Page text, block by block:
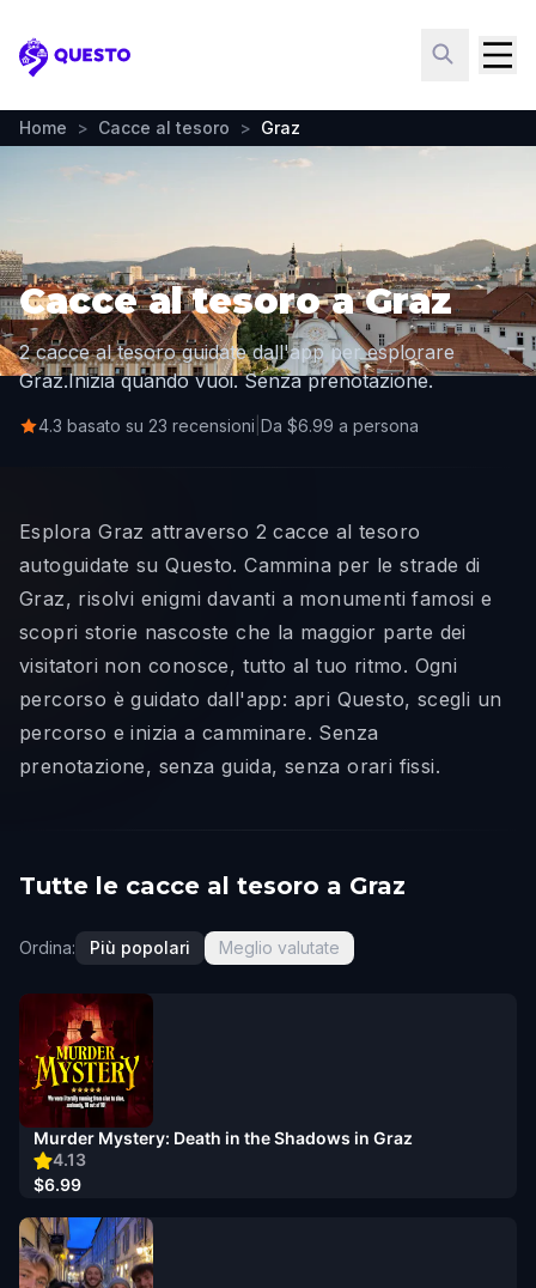
Questo
Home > Cacce al tesoro > Graz
Cacce al tesoro a Graz
2 cacce al tesoro guidate dall'app per esplorare
Graz.Inizia quando vuoi. Senza prenotazione.
4.3 basato su 23 recensioni Da $6.99 a persona
Esplora Graz attraverso 2 cacce al tesoro
autoguidate su Questo. Cammina per le strade di
Graz, risolvi enigmi davanti a monumenti famosi e
scopri storie nascoste che la maggior parte dei
visitatori non conosce, tutto al tuo ritmo. Ogni
percorso è guidato dall'app: apri Questo, scegli un
percorso e inizia a camminare. Senza
prenotazione, senza guida, senza orari fissi.
Tutte le cacce al tesoro a Graz
Ordina: Più popolari Meglio valutate
4.13
Murder Mystery: Death in the Shadows in Graz
$6.99